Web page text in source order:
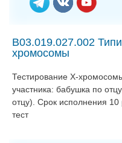
B03.019.027.002
хромосомы
Тестирование Х-
участника: бабушка по
отцу). Срок исполнения
тест